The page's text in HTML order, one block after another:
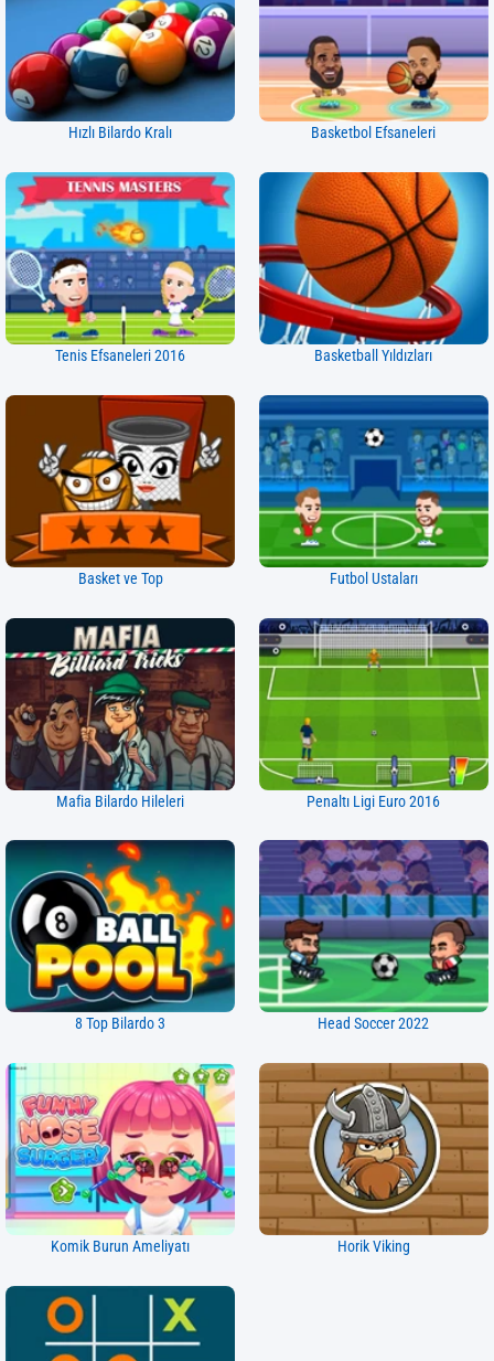
Hızlı Bilardo Kralı Basketbol Efsaneleri
Tenis Efsaneleri 2016 Basketball Yıldızları
Basket ve Top Futbol Ustaları
Mafia Bilardo Hileleri Penaltı Ligi Euro 2016
8 Top Bilardo 3 Head Soccer 2022
Komik Burun Ameliyatı Horik Viking